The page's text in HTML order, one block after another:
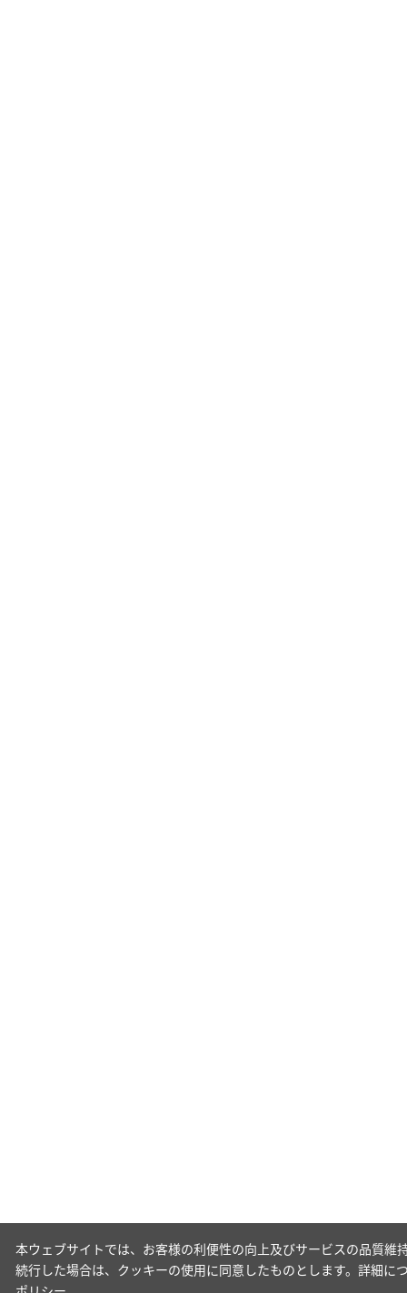
本ウェブサイトでは、お客様の利便性の向上及びサービスの品質
続行した場合は、クッキーの使用に同意したものとします。詳細